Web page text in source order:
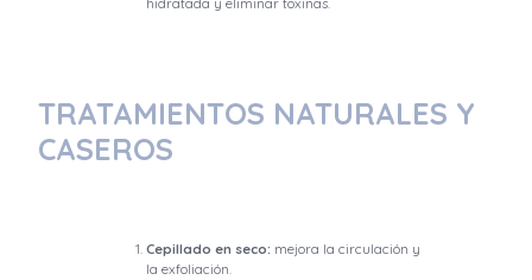
TRATAMIENTOS NATURALES Y
CASEROS
Cepillado en seco: mejora la circulación y
la exfoliación.